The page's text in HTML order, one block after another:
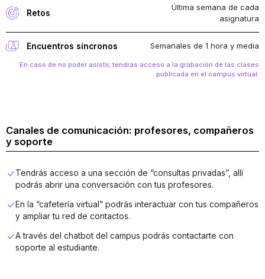
Retos
Última semana de cada
asignatura
Encuentros síncronos Semanales de 1 hora y media
En caso de no poder asistir, tendrás acceso a la grabación de las clases
publicada en el campus virtual.
Canales de comunicación: profesores, compañeros
y soporte
Tendrás acceso a una sección de “consultas privadas”, allí
podrás abrir una conversación con tus profesores.
En la “cafetería virtual” podrás interactuar con tus compañeros
y ampliar tu red de contactos.
A través del chatbot del campus podrás contactarte con
soporte al estudiante.